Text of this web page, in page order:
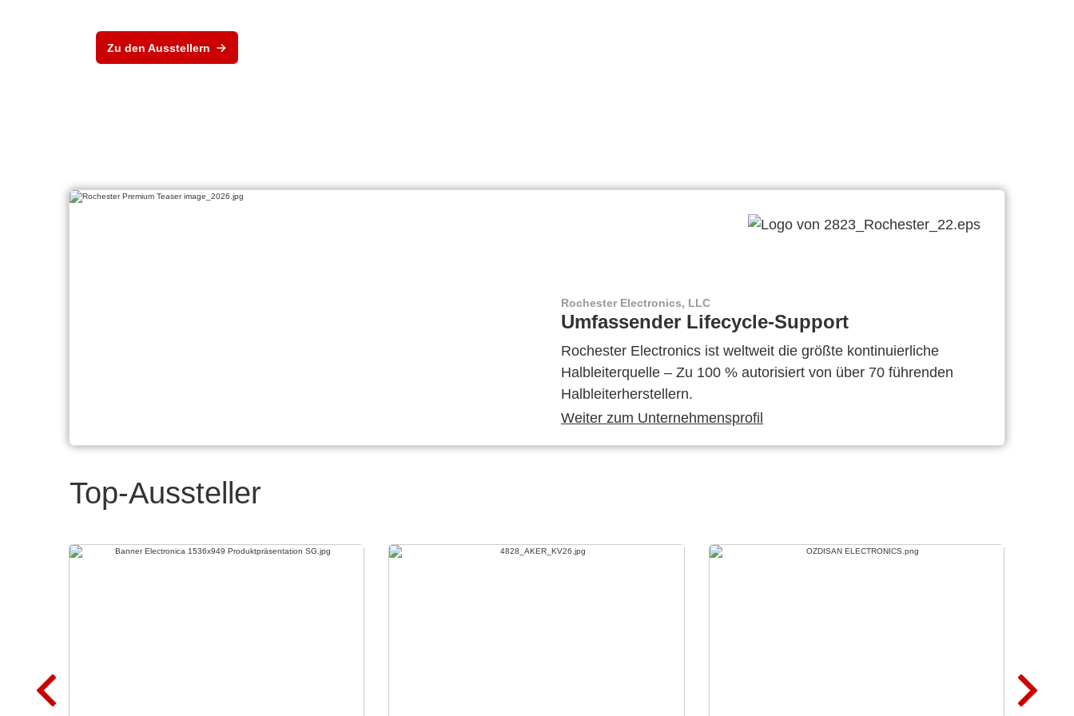
Zu den Ausstellern
Rochester Electronics, LLC
Umfassender Lifecycle-Support
Rochester Electronics ist weltweit die größte kontinuierliche
Halbleiterquelle – Zu 100 % autorisiert von über 70 führenden
Halbleiterherstellern.
Weiter zum Unternehmensprofil
Top-Aussteller